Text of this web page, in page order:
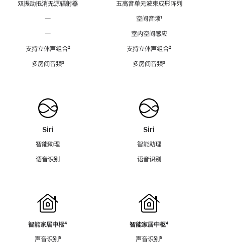
双振动抵消无源辐射器
—
—
支持立体声组合脚
²
多房间音频脚
³
Siri
智能助理
语音识别
智能家居中枢脚
⁴
声音识别脚
⁵
五高音单元波束成形阵列
空间音频脚
¹
室内空间感应
支持立体声组合脚
²
多房间音频脚
³
Siri
智能助理
语音识别
智能家居中枢脚
⁴
声音识别脚
⁵